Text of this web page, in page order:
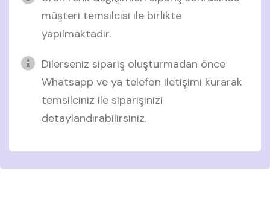
müşteri temsilcisi ile birlikte
yapılmaktadır.
Dilerseniz sipariş oluşturmadan önce
Whatsapp ve ya telefon iletişimi kurarak
temsilciniz ile siparişinizi
detaylandırabilirsiniz.